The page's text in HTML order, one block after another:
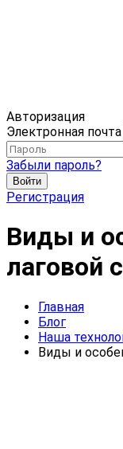
Авторизация
Электронная почта
Забыли пароль?
Войти
Регистрация
Виды и
лаговой
Главная
Блог
Наша
Виды и